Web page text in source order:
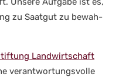
zu Saat­gut zu bewah­
Land­wirt­schaft
ver­ant­wor­tungs­vol­le